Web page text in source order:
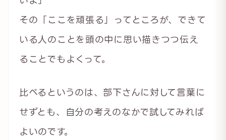
その「ここを頑張る」ってところが、できて
いる人のことを頭の中に思い描きつつ伝え
ることでもよくって。
比べるというのは、部下さんに対して言葉に
せずとも、自分の考えのなかで試してみれば
よいのです。